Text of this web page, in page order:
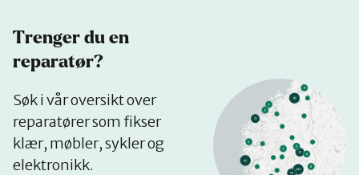
Forbehold
Hvorfor reparere?
Katalog
Trenger du en
reparatør?
Søk i vår oversikt over
reparatører som fikser
klær, møbler, sykler og
elektronikk.
på
kart